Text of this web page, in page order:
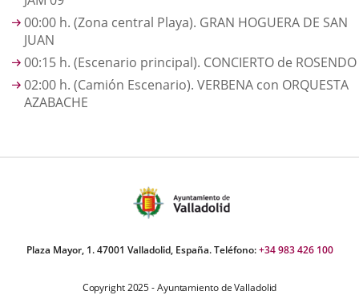
00:00 h. (Zona central Playa). GRAN HOGUERA DE SAN
JUAN
00:15 h. (Escenario principal). CONCIERTO de ROSENDO
02:00 h. (Camión Escenario). VERBENA con ORQUESTA
AZABACHE
Plaza Mayor, 1. 47001 Valladolid, España. Teléfono:+34 983 426 100
Copyright 2025 - Ayuntamiento de Valladolid